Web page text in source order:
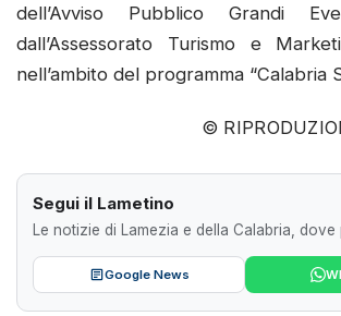
dell’Avviso Pubblico Grandi
dall’Assessorato Turismo e
nell’ambito del programma “Calabria
©
Segui il Lametino
Le notizie di Lamezia e della Calabria, dove
Google News